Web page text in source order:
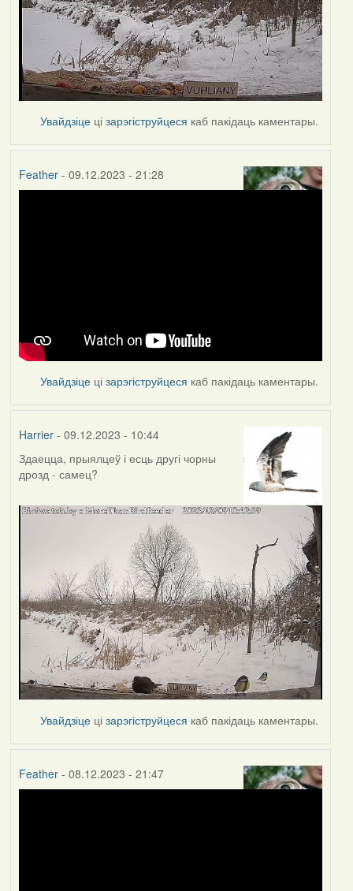
Увайдзіце цізарэгіструйцеся каб пакідаць каментары.
Feather- 09.12.2023 - 21:28
Увайдзіце цізарэгіструйцеся каб пакідаць каментары.
Harrier- 09.12.2023 - 10:44
Здаецца, прыялцеў і есць другі чорны
дрозд - самец?
Увайдзіце цізарэгіструйцеся каб пакідаць каментары.
Feather- 08.12.2023 - 21:47